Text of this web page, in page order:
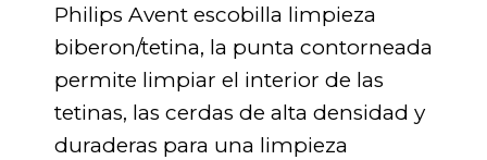
Philips Avent escobilla limpieza
biberon/tetina, la punta contorneada
permite limpiar el interior de las
tetinas, las cerdas de alta densidad y
duraderas para una limpieza